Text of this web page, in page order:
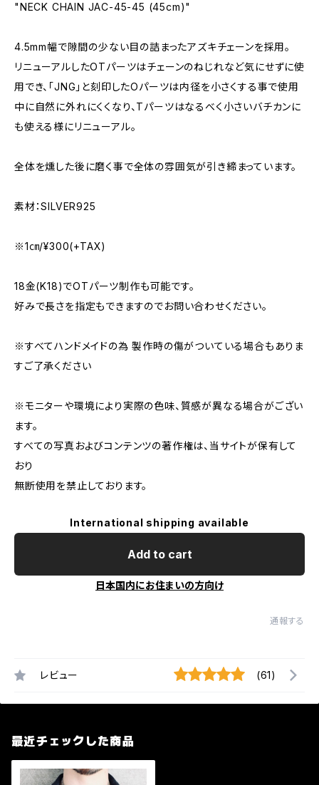
"NECK CHAIN JAC-45-45 (45cm)"
4.5mm幅で隙間の少ない目の詰まったアズキチェーンを採用。
リニューアルしたOTパーツはチェーンのねじれなど気にせずに使
用でき、「JNG」と刻印したOパーツは内径を小さくする事で使用
中に自然に外れにくくなり、Tパーツはなるべく小さいバチカンに
も使える様にリニューアル。
全体を燻した後に磨く事で全体の雰囲気が引き締まっています。
素材：SILVER925
※1㎝/¥300(+TAX)
18金(K18)でOTパーツ制作も可能です。
好みで長さを指定もできますのでお問い合わせください。
※すべてハンドメイドの為 製作時の傷がついている場合もありま
すご了承ください
※モニターや環境により実際の色味、質感が異なる場合がござい
ます。
すべての写真およびコンテンツの著作権は、当サイトが保有して
おり
無断使用を禁止しております。
International shipping available
Add to cart
日本国内にお住まいの方向け
通報する
レビュー (61)
最近チェックした商品